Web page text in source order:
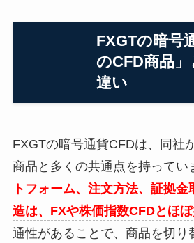
FXGTの暗号
のCFD商品
違い
FXGTの暗号通貨CFDは、同社
商品と多くの共通点を持ってい
トフォーム、注文方法、証拠
造は、FXや株価指数CFDとほ
通性があることで、商品を切り